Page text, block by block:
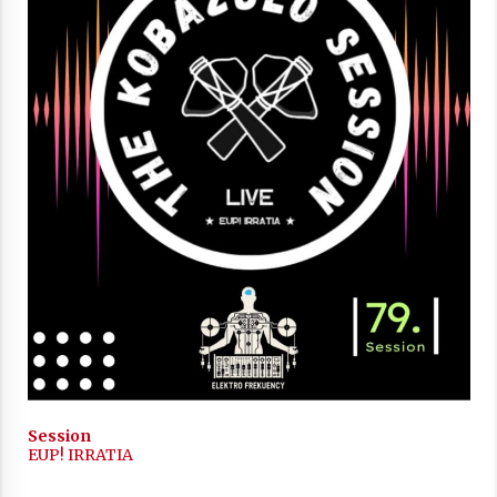
2021/11/25
Mahai-ingurua: irratia, podcastak
eta ondoren zer?
2021/11/12
Arrosaren IX. Topaketak – Mila
esker guztioi!
Session
EUP! IRRATIA